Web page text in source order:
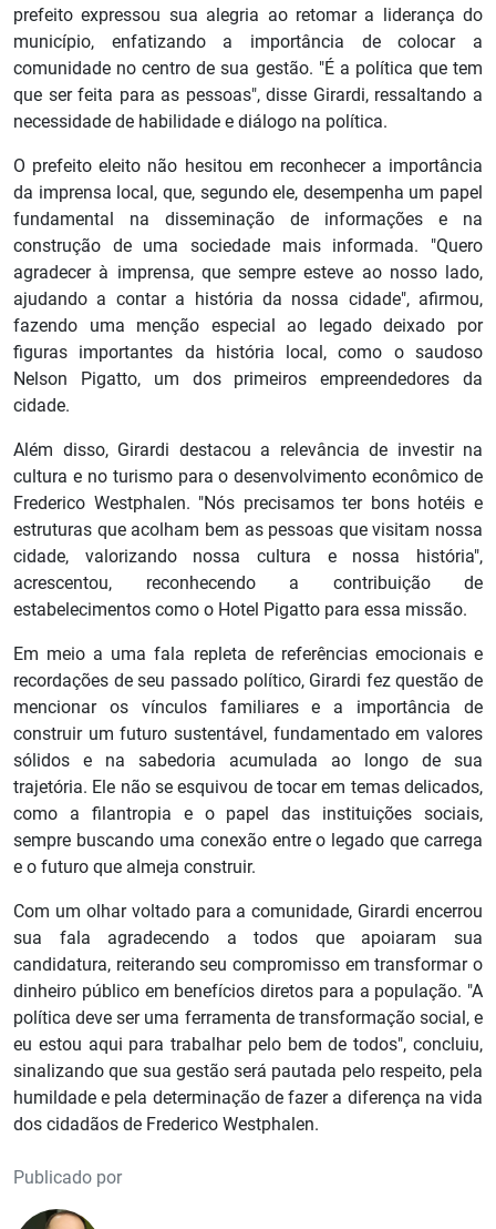
prefeito expressou sua alegria ao retomar a liderança do
município, enfatizando a importância de colocar a
comunidade no centro de sua gestão. "É a política que tem
que ser feita para as pessoas", disse Girardi, ressaltando a
necessidade de habilidade e diálogo na política.
O prefeito eleito não hesitou em reconhecer a importância
da imprensa local, que, segundo ele, desempenha um papel
fundamental na disseminação de informações e na
construção de uma sociedade mais informada. "Quero
agradecer à imprensa, que sempre esteve ao nosso lado,
ajudando a contar a história da nossa cidade", afirmou,
fazendo uma menção especial ao legado deixado por
figuras importantes da história local, como o saudoso
Nelson Pigatto, um dos primeiros empreendedores da
cidade.
Além disso, Girardi destacou a relevância de investir na
cultura e no turismo para o desenvolvimento econômico de
Frederico Westphalen. "Nós precisamos ter bons hotéis e
estruturas que acolham bem as pessoas que visitam nossa
cidade, valorizando nossa cultura e nossa história",
acrescentou, reconhecendo a contribuição de
estabelecimentos como o Hotel Pigatto para essa missão.
Em meio a uma fala repleta de referências emocionais e
recordações de seu passado político, Girardi fez questão de
mencionar os vínculos familiares e a importância de
construir um futuro sustentável, fundamentado em valores
sólidos e na sabedoria acumulada ao longo de sua
trajetória. Ele não se esquivou de tocar em temas delicados,
como a filantropia e o papel das instituições sociais,
sempre buscando uma conexão entre o legado que carrega
e o futuro que almeja construir.
Com um olhar voltado para a comunidade, Girardi encerrou
sua fala agradecendo a todos que apoiaram sua
candidatura, reiterando seu compromisso em transformar o
dinheiro público em benefícios diretos para a população. "A
política deve ser uma ferramenta de transformação social, e
eu estou aqui para trabalhar pelo bem de todos", concluiu,
sinalizando que sua gestão será pautada pelo respeito, pela
humildade e pela determinação de fazer a diferença na vida
dos cidadãos de Frederico Westphalen.
Publicado por